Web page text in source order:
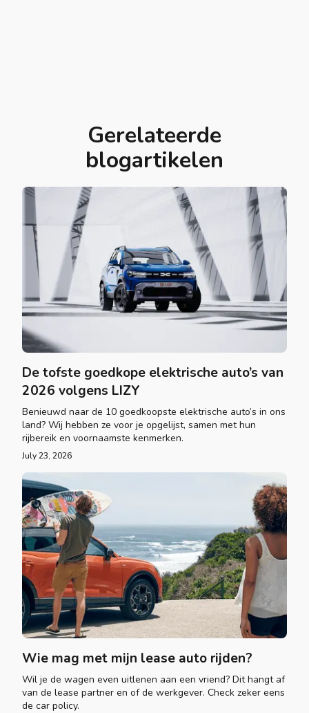
Gerelateerde
blogartikelen
De tofste goedkope elektrische auto’s van
2026 volgens LIZY
Benieuwd naar de 10 goedkoopste elektrische auto’s in ons
land? Wij hebben ze voor je opgelijst, samen met hun
rijbereik en voornaamste kenmerken.
July 23, 2026
Wie mag met mijn lease auto rijden?
Wil je de wagen even uitlenen aan een vriend? Dit hangt af
van de lease partner en of de werkgever. Check zeker eens
de car policy.